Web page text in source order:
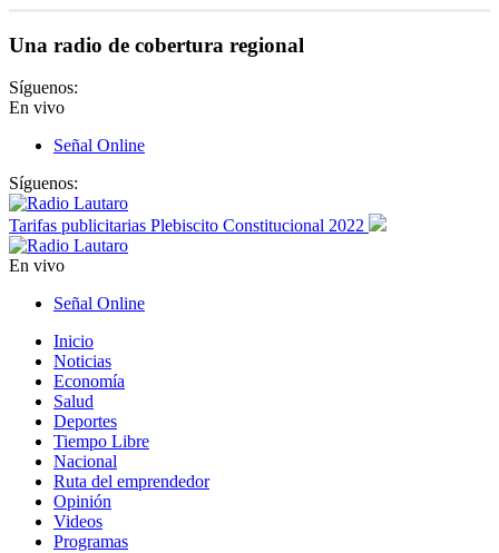
Una radio de cobertura regional
Síguenos:
En vivo
Señal Online
Síguenos:
Tarifas publicitarias Plebiscito Constitucional 2022
En vivo
Señal Online
Inicio
Noticias
Economía
Salud
Deportes
Tiempo Libre
Nacional
Ruta del emprendedor
Opinión
Videos
Programas